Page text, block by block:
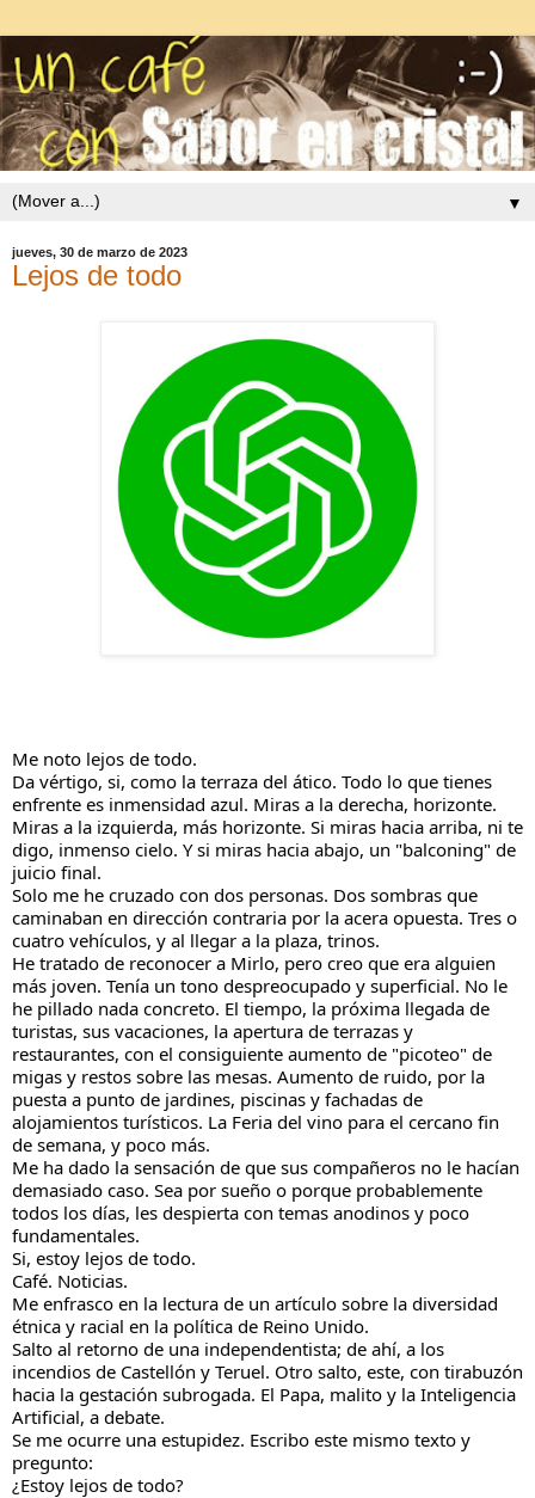
▼
jueves, 30 de marzo de 2023
Lejos de todo
Me noto lejos de todo.
Da vértigo, si, como la terraza del ático. Todo lo que tienes
enfrente es inmensidad azul. Miras a la derecha, horizonte.
Miras a la izquierda, más horizonte. Si miras hacia arriba, ni te
digo, inmenso cielo. Y si miras hacia abajo, un "balconing" de
juicio final.
Solo me he cruzado con dos personas. Dos sombras que
caminaban en dirección contraria por la acera opuesta. Tres o
cuatro vehículos, y al llegar a la plaza, trinos.
He tratado de reconocer a Mirlo, pero creo que era alguien
más joven. Tenía un tono despreocupado y superficial. No le
he pillado nada concreto. El tiempo, la próxima llegada de
turistas, sus vacaciones, la apertura de terrazas y
restaurantes, con el consiguiente aumento de "picoteo" de
migas y restos sobre las mesas. Aumento de ruido, por la
puesta a punto de jardines, piscinas y fachadas de
alojamientos turísticos. La Feria del vino para el cercano fin
de semana, y poco más.
Me ha dado la sensación de que sus compañeros no le hacían
demasiado caso. Sea por sueño o porque probablemente
todos los días, les despierta con temas anodinos y poco
fundamentales.
Si, estoy lejos de todo.
Café. Noticias.
Me enfrasco en la lectura de un artículo sobre la diversidad
étnica y racial en la política de Reino Unido.
Salto al retorno de una independentista; de ahí, a los
incendios de Castellón y Teruel. Otro salto, este, con tirabuzón
hacia la gestación subrogada. El Papa, malito y la Inteligencia
Artificial, a debate.
Se me ocurre una estupidez. Escribo este mismo texto y
pregunto:
¿Estoy lejos de todo?